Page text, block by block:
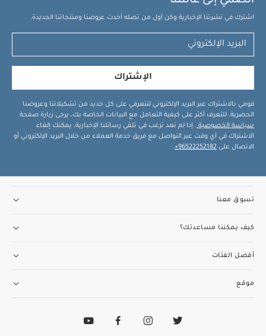
اشترك في نشرتنا الإخبارية وكن أول من تصله أحدث عروضنا ومنتجاتنا الجديدة.
الإشتراك
قومي بالاشتراك عبر البريد الإلكتروني لتتعرفي على كل جديد من تشكيلاتنا وعروضنا
الحصرية. للتعرف أكثر على كيفية التعامل مع البيانات الخاصة بك، يرجى زيارة صفحة
سياسة الخصوصية . إذا لم تعد ترغب في تلقي رسائلنا الإخبارية، يمكنك إلغاء
الاشتراك في أي وقت عبر التواصل مع فريق خدمة العملاء من خلال البريد الإلكتروني أو
الاتصال على 96522252182+
.
تسوق معنا
كيف يمكننا مساعدتك؟
أفضل الفئات
موقع